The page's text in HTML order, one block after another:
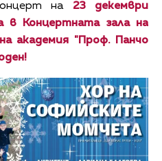
на23 декември
в Концертната зала на
академия "Проф. Панчо